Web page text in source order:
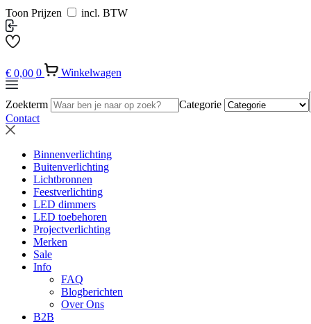
Toon Prijzen incl. BTW
€ 0,00 0 Winkelwagen
Zoekterm
Categorie
Contact
Binnenverlichting
Buitenverlichting
Lichtbronnen
Feestverlichting
LED dimmers
LED toebehoren
Projectverlichting
Merken
Sale
Info
FAQ
Blogberichten
Over Ons
B2B